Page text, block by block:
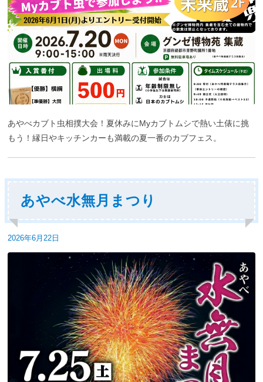
あやべカブト虫相撲大会！夏休みにMyカブトムシで熱い土俵に挑
もう！縁日やキッチンカーも満載の夏一番のカブフェス。
あやべ水無月まつり
投
2026年6月22日